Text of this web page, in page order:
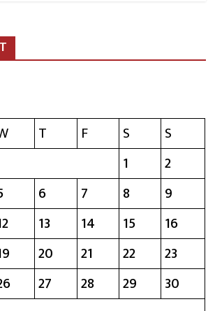
T F S
S
1
2
6 7 8
9
13 14 15
16
20 21 22
23
27 28 29
30